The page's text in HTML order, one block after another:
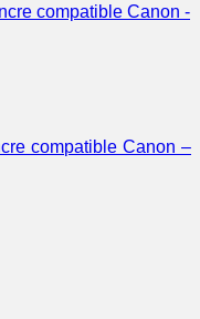
compatible Canon –